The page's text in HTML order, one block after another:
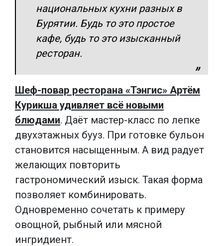
национальных кухни разных в
Бурятии. Будь то это простое
кафе, будь то это изысканный
ресторан.
Шеф-повар ресторана «Тэнгис» Артём
Курикша удивляет всё новыми
блюдами. Даёт мастер-класс по лепке
двухэтажных бууз. При готовке бульон
становится насыщенным. А вид радует
желающих повторить
гастрономический изыск. Такая форма
позволяет комбинировать.
Одновременно сочетать к примеру
овощной, рыбный или мясной
ингридиент.